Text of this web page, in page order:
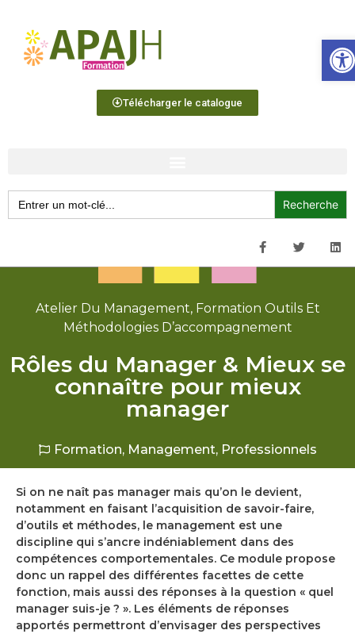
Télécharger le catalogue
Search
for:
Atelier Du Management, Formation Outils Et
Méthodologies D’accompagnement
Rôles du Manager & Mieux se
connaître pour mieux
manager
Formation, Management, Professionnels
Si on ne naît pas manager mais qu’on le devient,
notamment en faisant l’acquisition de savoir-faire,
d’outils et méthodes, le management est une
discipline qui s’ancre indéniablement dans des
compétences comportementales. Ce module propose
donc un rappel des différentes facettes de cette
fonction, mais aussi des réponses à la question « quel
manager suis-je ? ». Les éléments de réponses
apportés permettront d’envisager des perspectives